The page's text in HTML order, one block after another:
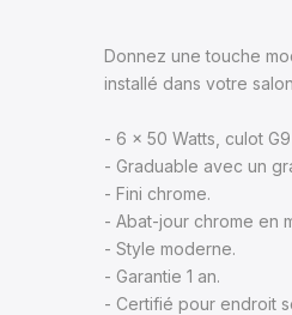
Donnez une touche
installé dans votre
- 6 x 50 Watts, culot
- Graduable avec un
- Fini chrome.
- Abat-jour chrome en
- Style moderne.
- Garantie 1 an.
- Certifié pour endroit